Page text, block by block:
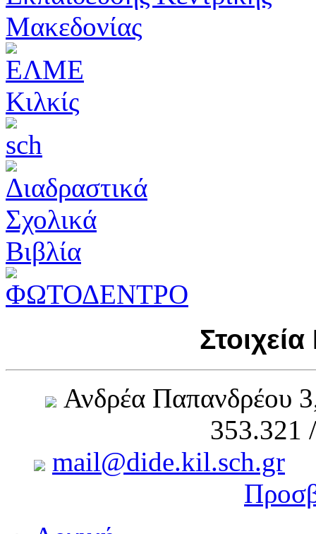
Ανδρέα Παπανδρέου
353.321
mail@dide.kil.sch.gr